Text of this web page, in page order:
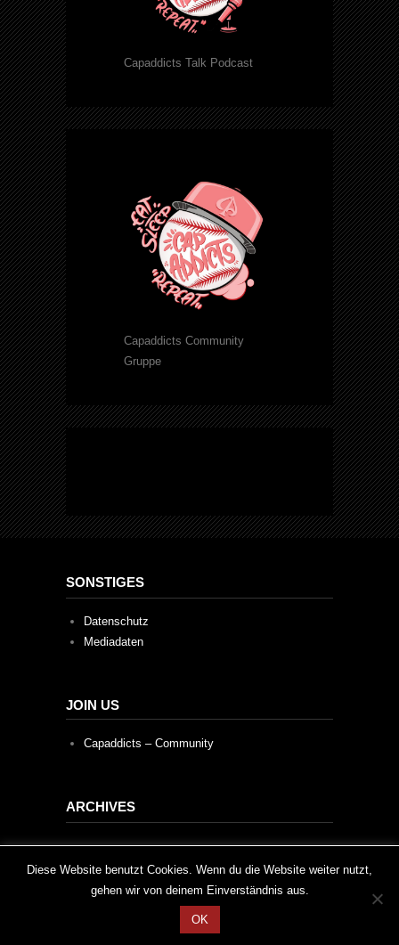
Capaddicts Talk Podcast
Capaddicts Community
Gruppe
SONSTIGES
Datenschutz
Mediadaten
JOIN US
Capaddicts – Community
ARCHIVES
Archives
2020 © Capaddicts
This website uses cookies to improve your experience. We'll
assume you're ok with this, but you can opt-out if you wish.
Cookie settings
Diese Website benutzt Cookies. Wenn du die Website weiter nutzt,
gehen wir von deinem Einverständnis aus.
OK